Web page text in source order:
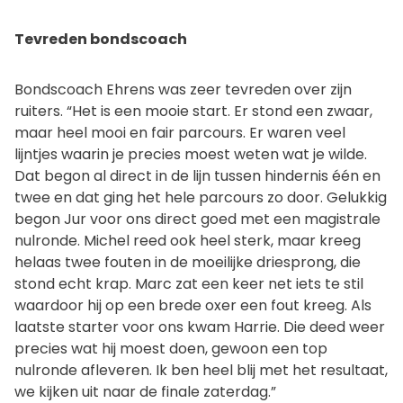
Tevreden bondscoach
Bondscoach Ehrens was zeer tevreden over zijn
ruiters. “Het is een mooie start. Er stond een zwaar,
maar heel mooi en fair parcours. Er waren veel
lijntjes waarin je precies moest weten wat je wilde.
Dat begon al direct in de lijn tussen hindernis één en
twee en dat ging het hele parcours zo door. Gelukkig
begon Jur voor ons direct goed met een magistrale
nulronde. Michel reed ook heel sterk, maar kreeg
helaas twee fouten in de moeilijke driesprong, die
stond echt krap. Marc zat een keer net iets te stil
waardoor hij op een brede oxer een fout kreeg. Als
laatste starter voor ons kwam Harrie. Die deed weer
precies wat hij moest doen, gewoon een top
nulronde afleveren. Ik ben heel blij met het resultaat,
we kijken uit naar de finale zaterdag.”